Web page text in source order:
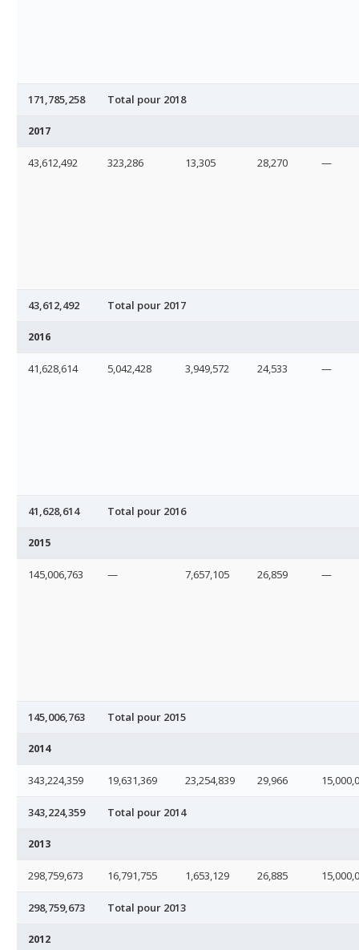
171,785,258 Total pour 2018
2017
43,612,492 323,286 13,305 28,270 —
43,612,492 Total pour 2017
2016
41,628,614 5,042,428 3,949,572 24,533 —
41,628,614 Total pour 2016
2015
145,006,763 — 7,657,105 26,859 —
145,006,763 Total pour 2015
2014
343,224,359 19,631,369 23,254,839 29,966
343,224,359 Total pour 2014
2013
298,759,673 16,791,755 1,653,129 26,885
298,759,673 Total pour 2013
2012